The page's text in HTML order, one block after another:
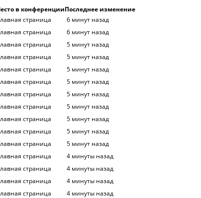
в конференцииПоследнее изменение
страница
6 минут назад
страница
6 минут назад
страница
5 минут назад
страница
5 минут назад
страница
5 минут назад
страница
5 минут назад
страница
5 минут назад
страница
5 минут назад
страница
5 минут назад
страница
5 минут назад
страница
5 минут назад
страница
4 минуты назад
страница
4 минуты назад
страница
4 минуты назад
страница
4 минуты назад